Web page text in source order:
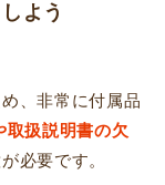
よう
、非常に付属品
取扱説明書の欠
必要です。